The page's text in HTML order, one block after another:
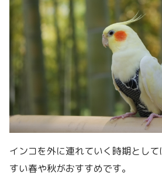
インコを外に連れていく時期とし
すい春や秋がおすすめです。